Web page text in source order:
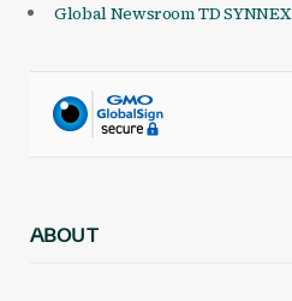
Global Newsroom TD SYNNEX
ABOUT